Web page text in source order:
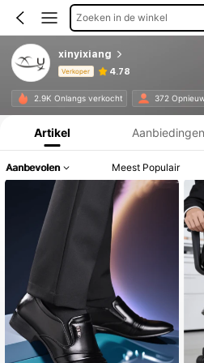
Zoeken in de winkel
xinyixiang
Verkoper 4.78
2.9K Onlangs verkocht 372
Productinformatie: Prijsopenbaring,
Artikel Aanbiedingen
Aanbevolen Meest Populair